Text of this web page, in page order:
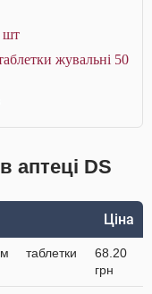
шт
жувальні 50
аптеці DS
Ціна
таблетки
68.20
грн